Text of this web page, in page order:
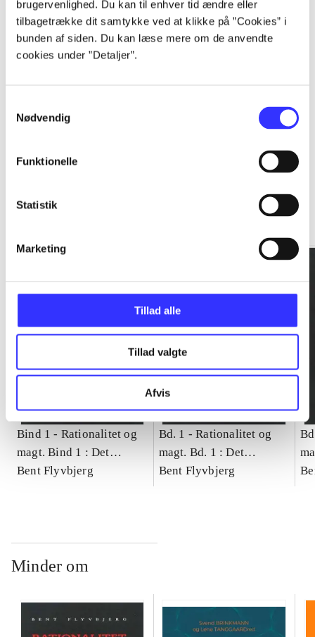
brugervenlighed. Du kan til enhver tid ændre eller
tilbagetrække dit samtykke ved at klikke på ”Cookies” i
bunden af siden. Du kan læse mere om de anvendte
cookies under ”Detaljer”.
Nødvendig
Funktionelle
Statistik
Marketing
Tillad alle
Tillad valgte
Afvis
...
Bind 1 - Rationalitet og
magt. Bind 1 : Det
konkretes videnskab
Bent Flyvbjerg
Bd. 1 -Rationalitet og
magt. Bd. 1 : Det
konkretes videnskab
Bent Flyvbjerg
Minder om